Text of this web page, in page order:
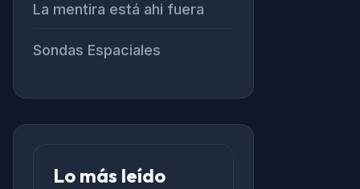
La mentira está ahi fuera
Sondas Espaciales
Lo más leído